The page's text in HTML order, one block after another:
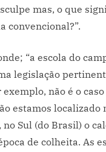
mas, o que
convencional?”.
“a escola do
legislação
exemplo, não é o
estamos localizado
no Sul (do Brasil) o
de colheita. As